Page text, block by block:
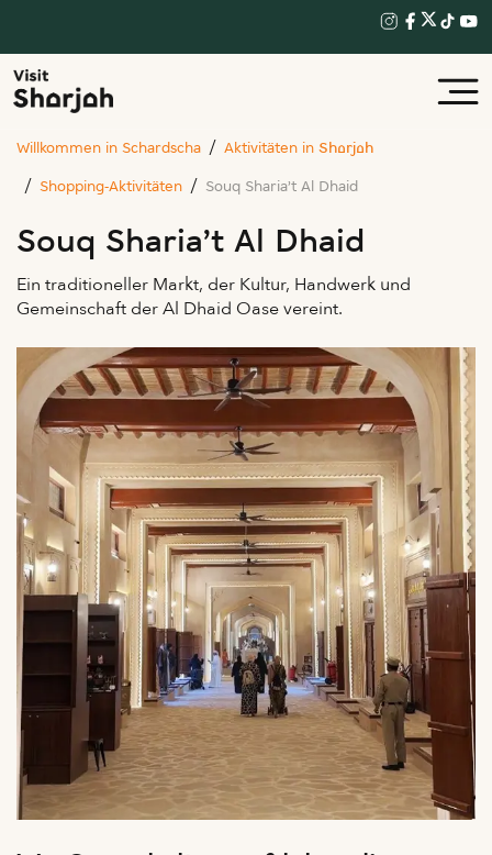
Willkommen in Schardscha Aktivitäten in Sharjah
Shopping-Aktivitäten Souq Sharia’t Al Dhaid
Souq Sharia’t Al Dhaid
Ein traditioneller Markt, der Kultur, Handwerk und
Gemeinschaft der Al Dhaid Oase vereint.